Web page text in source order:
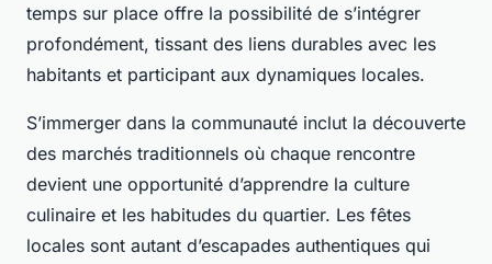
temps sur place offre la possibilité de s’intégrer
profondément, tissant des liens durables avec les
habitants et participant aux dynamiques locales.
S’immerger dans la communauté inclut la découverte
des marchés traditionnels où chaque rencontre
devient une opportunité d’apprendre la culture
culinaire et les habitudes du quartier. Les fêtes
locales sont autant d’escapades authentiques qui